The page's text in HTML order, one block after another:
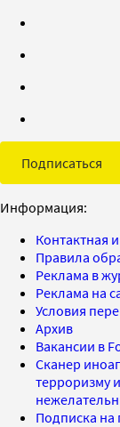
Подписаться
Информация:
Контактная
Правила
Реклама в
Реклама на
Условия
Архив
Вакансии в
Сканер
терроризму
Подписка на